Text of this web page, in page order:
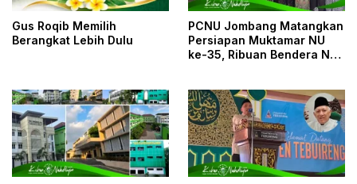
Gus Roqib Memilih
Berangkat Lebih Dulu
PCNU Jombang Matangkan
Persiapan Muktamar NU
ke-35, Ribuan Bendera NU